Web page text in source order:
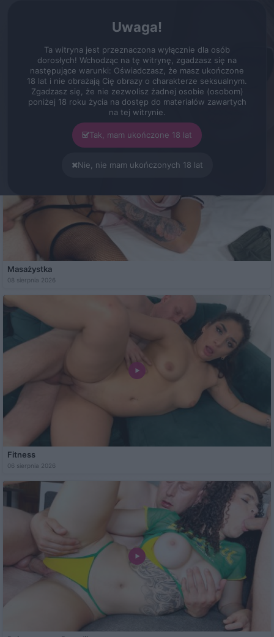
Uwaga!
Ta witryna jest przeznaczona wyłącznie dla osób
dorosłych! Wchodząc na tę witrynę, zgadzasz się na
następujące warunki: Oświadczasz, że masz ukończone
18 lat i nie obrażają Cię obrazy o charakterze seksualnym.
Zgadzasz się, że nie zezwolisz żadnej osobie (osobom)
poniżej 18 roku życia na dostęp do materiałów zawartych
na tej witrynie.
Tak, mam ukończone 18 lat
Nie, nie mam ukończonych 18 lat
Spust na twarz
Spust na twarz 156 filmów
KATEGORIA SORTUJ
Masażystka
08 sierpnia 2026
Fitness
06 sierpnia 2026